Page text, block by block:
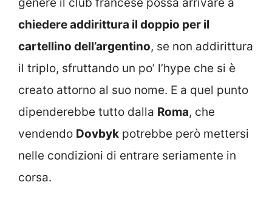
chiedere addirittura il doppio per il
cartellino dell’argentino, se non addirittura
il triplo, sfruttando un po’ l’hype che si è
creato attorno al suo nome. E a quel punto
dipenderebbe tutto dalla Roma, che
vendendo Dovbyk potrebbe però mettersi
nelle condizioni di entrare seriamente in
corsa.